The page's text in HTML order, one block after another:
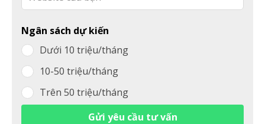
Ngân sách dự kiến
Dưới 10 triệu/tháng
10-50 triệu/tháng
Trên 50 triệu/tháng
Gửi yêu cầu tư vấn